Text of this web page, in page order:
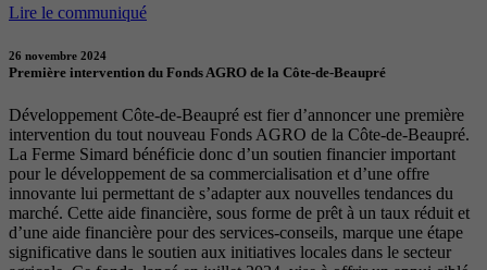
Lire le communiqué
26 novembre 2024
Première intervention du Fonds AGRO de la Côte-de-Beaupré
Développement Côte-de-Beaupré est fier d’annoncer une première
intervention du tout nouveau Fonds AGRO de la Côte-de-Beaupré.
La Ferme Simard bénéficie donc d’un soutien financier important
pour le développement de sa commercialisation et d’une offre
innovante lui permettant de s’adapter aux nouvelles tendances du
marché. Cette aide financière, sous forme de prêt à un taux réduit et
d’une aide financière pour des services-conseils, marque une étape
significative dans le soutien aux initiatives locales dans le secteur